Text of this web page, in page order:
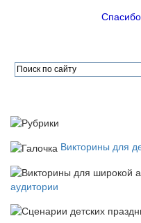
Викторины для
аудитории